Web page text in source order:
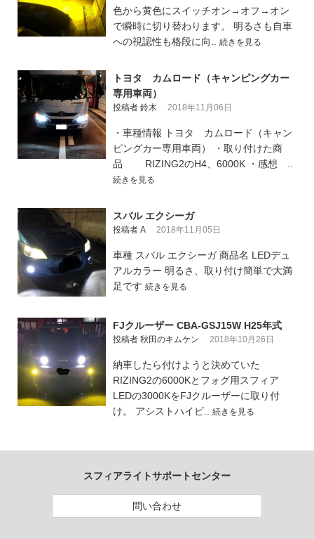
色から黄色にスイッチオン→オフ→オン
で瞬時に切り替わります。 明るさも自車
への視認性も格段に向.. 続きを見る
トヨタ カムロード（キャンピングカー
専用車両）
投稿者 鈴木 2018年11月06日
・車種情報 トヨタ カムロード（キャン
ピングカー専用車両） ・取り付けた商
品 RIZING2のH4、6000K ・感想 ..
続きを見る
スバル エクシーガ
投稿者 A 2018年11月05日
車種 スバル エクシーガ 商品名 LEDデュ
アルカラー 明るさ、取り付け簡単で大満
足です 続きを見る
FJクルーザー CBA-GSJ15W H25年式
投稿者 秋田のキムケン 2018年10月26日
納車したら付けようと決めていた
RIZING2の6000Kとフォグ用スフィア
LEDの3000KをFJクルーザーに取り付
け。 アシストハイビ.. 続きを見る
スフィアライトサポートセンター
問い合わせ